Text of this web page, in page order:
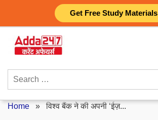
Get Free Study Materials
content
Search
Home »विश्व बैंक ने की अपनी ‘ईज़...